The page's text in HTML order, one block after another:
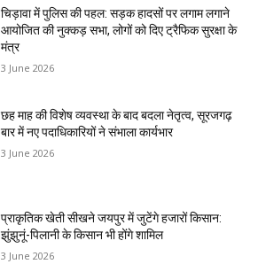
चिड़ावा में पुलिस की पहल: सड़क हादसों पर लगाम लगाने
आयोजित की नुक्कड़ सभा, लोगों को दिए ट्रैफिक सुरक्षा के
मंत्र
3 June 2026
छह माह की विशेष व्यवस्था के बाद बदला नेतृत्व, सूरजगढ़
बार में नए पदाधिकारियों ने संभाला कार्यभार
3 June 2026
प्राकृतिक खेती सीखने जयपुर में जुटेंगे हजारों किसान:
झुंझुनूं-पिलानी के किसान भी होंगे शामिल
3 June 2026